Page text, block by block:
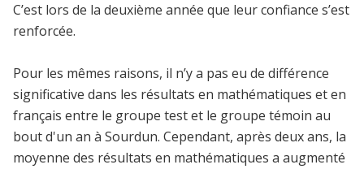
C’est lors de la deuxième année que leur confiance s’est
renforcée.
Pour les mêmes raisons, il n’y a pas eu de différence
significative dans les résultats en mathématiques et en
français entre le groupe test et le groupe témoin au
bout d'un an à Sourdun. Cependant, après deux ans, la
moyenne des résultats en mathématiques a augmenté